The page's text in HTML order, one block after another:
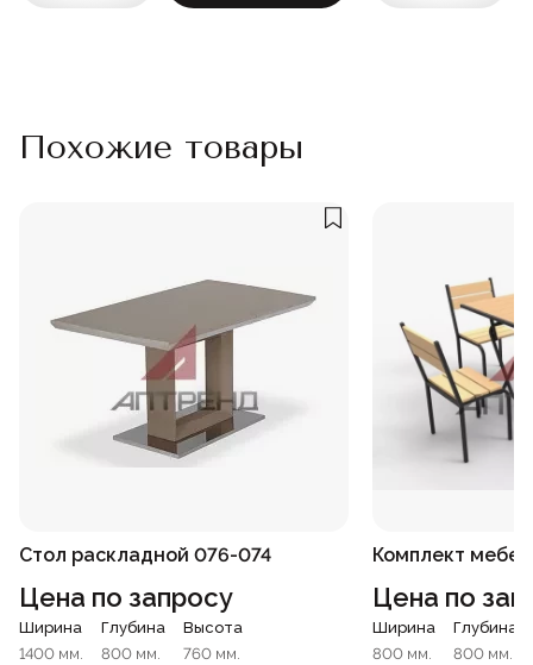
Похожие товары
Стол раскладной 076-074
Цена по запросу
Ширина
1400 мм.
Глубина
800 мм.
Высота
760 мм.
Комплект
Цена по
Ширина
800 мм.
Глубина
800 мм.